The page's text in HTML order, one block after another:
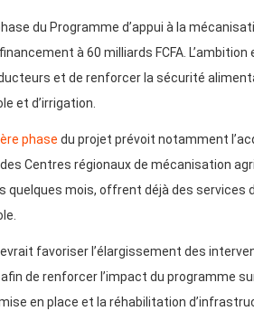
du Programme d’appui à la
à 60 milliards FCFA.
et de renforcer la sécurité
et d’irrigation.
phase du projet prévoit notamment
Centres régionaux de mécanisation
quelques mois, offrent déjà des services
favoriser l’élargissement des
de renforcer l’impact du programme
en place et la réhabilitation